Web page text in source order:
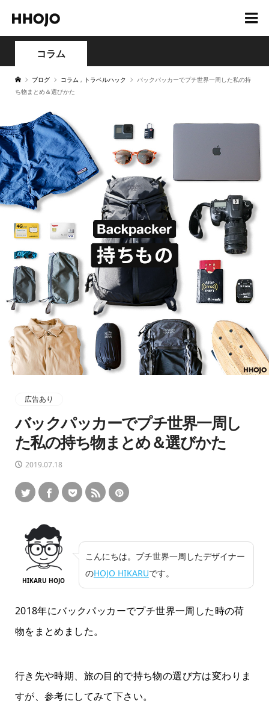
コラム
ブログ コラム , トラベルハック
バックパッカーでプチ世界一周した私の持
ち物まとめ＆選びかた
広告あり
バックパッカーでプチ世界一周し
た私の持ち物まとめ＆選びかた
2019.07.18
HIKARU HOJO
こんにちは。プチ世界一周したデザイナー
のHOJO HIKARUです。
2018年にバックパッカーでプチ世界一周した時の荷
物をまとめました。
行き先や時期、旅の目的で持ち物の選び方は変わりま
すが、参考にしてみて下さい。